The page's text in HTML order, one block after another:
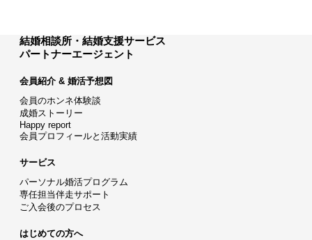
結婚相談所・結婚支援サービス
パートナーエージェント
会員紹介 & 婚活予想図
会員のホンネ体験談
成婚ストーリー
Happy report
会員プロフィールと活動実績
サービス
パーソナル婚活プログラム
専任担当伴走サポート
ご入会後のプロセス
はじめての方へ